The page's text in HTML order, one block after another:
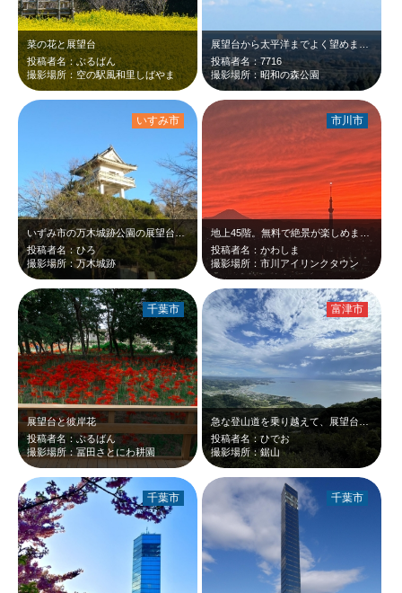
菜の花と展望台
投稿者名：ぶるばん
撮影場所：空の駅風和里しばやま
投稿者名：7716
撮影場所：昭和の森公園
いずみ市の万木城跡公園の展望台です。 ちょっと天守閣っぽくてかわしいです。
投稿者名：ひろ
撮影場所：万木城跡
いすみ市
投稿者名：かわしま
撮影場所：市川アイリンクタウン
市川市
展望台と彼岸花
投稿者名：ぶるばん
撮影場所：冨田さとにわ耕園
千葉市
投稿者名：ひでお
撮影場所：鋸山
富津市
千葉市 千葉市